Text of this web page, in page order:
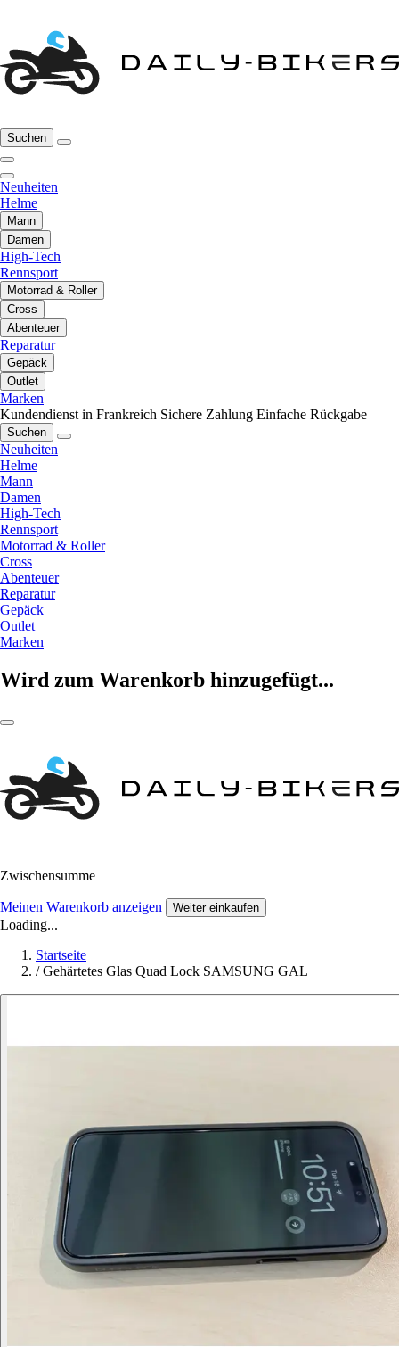
Suchen
Neuheiten
Helme
Mann
Damen
High-Tech
Rennsport
Motorrad & Roller
Cross
Abenteuer
Reparatur
Gepäck
Outlet
Marken
Kundendienst in Frankreich Sichere Zahlung Einfache Rückgabe
Suchen
Neuheiten
Helme
Mann
Damen
High-Tech
Rennsport
Motorrad & Roller
Cross
Abenteuer
Reparatur
Gepäck
Outlet
Marken
Wird zum Warenkorb hinzugefügt...
Zwischensumme
Meinen Warenkorb anzeigen Weiter einkaufen
Loading...
Startseite
/ Gehärtetes Glas Quad Lock SAMSUNG GAL